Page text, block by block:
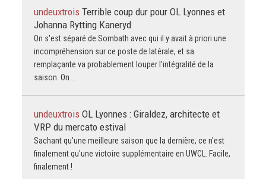
undeuxtrois Terrible coup dur pour OL Lyonnes et
Johanna Rytting Kaneryd
On s'est séparé de Sombath avec qui il y avait à priori une
incompréhension sur ce poste de latérale, et sa
remplaçante va probablement louper l'intégralité de la
saison. On…
undeuxtrois OL Lyonnes : Giraldez, architecte et
VRP du mercato estival
Sachant qu'une meilleure saison que la dernière, ce n'est
finalement qu'une victoire supplémentaire en UWCL. Facile,
finalement !